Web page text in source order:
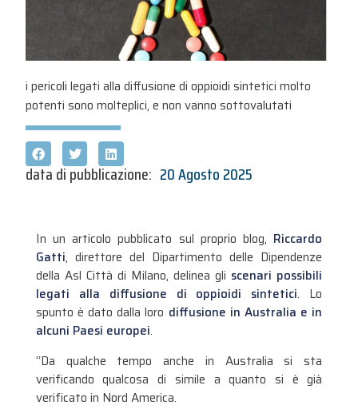
i pericoli legati alla diffusione di oppioidi sintetici molto
potenti sono molteplici, e non vanno sottovalutati
data di pubblicazione: 20 Agosto 2025
In un articolo pubblicato sul proprio blog, Riccardo
Gatti, direttore del Dipartimento delle Dipendenze
della Asl Città di Milano, delinea gli scenari possibili
legati alla diffusione di oppioidi sintetici. Lo
spunto è dato dalla loro diffusione in Australia e in
alcuni Paesi europei.
“Da qualche tempo anche in Australia si sta
verificando qualcosa di simile a quanto si è già
verificato in Nord America.